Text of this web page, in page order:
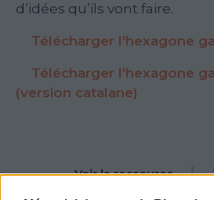
d’idées qu’ils vont faire.
Télécharger l'hexagone
Télécharger l'hexagone
(version catalane)
Voir la ressource